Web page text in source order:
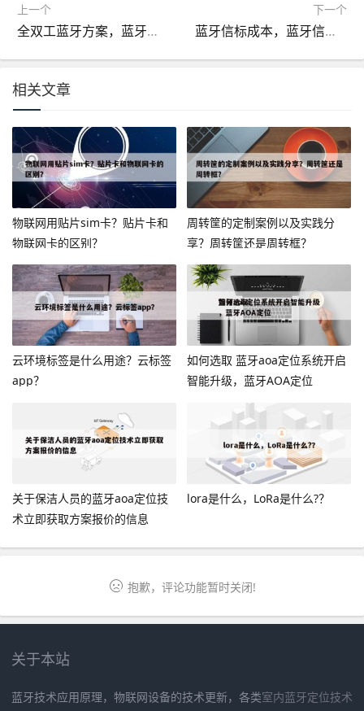
上一个
全双工蓝牙方案，蓝牙属于双工还是半双工？
下一个
蓝牙信标成本，蓝牙信标安装方式
相关文章
物联网用贴片sim卡？贴片卡和
物联网卡的区别？
周转筐的定制案例以及实践分
享？周转筐还是周转框？
云环境标签是什么用途？云标签
app？
如何选取 蓝牙aoa定位系统开启
智能升级，蓝牙AOA定位
关于保洁人员的蓝牙aoa定位技
术立即获取方案报价的信息
lora是什么，LoRa是什么?？
抱歉，评论功能暂时关闭!
关于本站
蓝牙技术应用原理，物联网设备的技术更新，各类室内蓝牙定位技术